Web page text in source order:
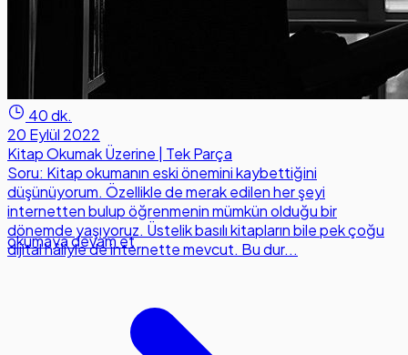
40 dk.
20 Eylül 2022
Kitap Okumak Üzerine | Tek Parça
Soru: Kitap okumanın eski önemini kaybettiğini
düşünüyorum. Özellikle de merak edilen her şeyi
internetten bulup öğrenmenin mümkün olduğu bir
dönemde yaşıyoruz. Üstelik basılı kitapların bile pek çoğu
dijital hâliyle de internette mevcut. Bu dur...
okumaya devam et